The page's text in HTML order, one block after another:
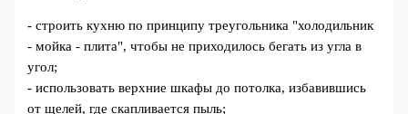
- строить кухню по принципу треугольника "холодильник
- мойка - плита", чтобы не приходилось бегать из угла в
угол;
- использовать верхние шкафы до потолка, избавившись
от щелей, где скапливается пыль;